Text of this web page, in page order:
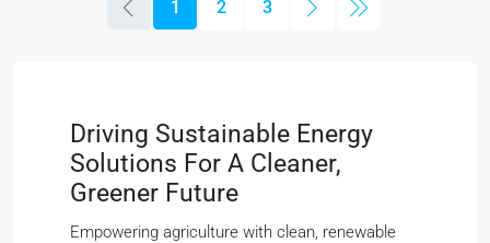
1 2 3
Driving Sustainable Energy
Solutions For A Cleaner,
Greener Future
Empowering agriculture with clean, renewable